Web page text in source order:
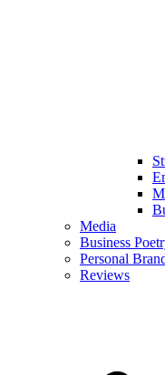
Media
Business
Personal
Reviews